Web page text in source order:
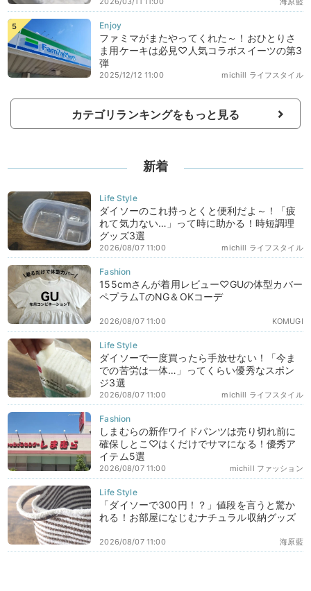
ファミマがまたやってくれた～！おひとりさ
ま用ケーキは必見♡人気コラボスイーツの第3
弾
michill ライフスタイル
2025/12/12 11:00
カテゴリランキングをもっと見る
新着
ダイソーのこれ持っとくと便利だよ～！「疲
れて気力ない…」って時に助かる！時短調理
グッズ3選
michill ライフスタイル
2026/08/07 11:00
155cmさんが着用レビュー♡GUの体型カバー
ペプラムTのNG＆OKコーデ
KOMUGI
2026/08/07 11:00
ダイソーで一度買ったら手放せない！「今ま
での苦労は一体…」ってくらい優秀なスポン
ジ3選
michill ライフスタイル
2026/08/07 11:00
しまむらの新作ワイドパンツは売り切れ前に
確保しとこ♡はくだけでサマになる！優秀ア
イテム5選
michill ファッション
2026/08/07 11:00
「ダイソーで300円！？」値段を言うと驚か
れる！お部屋になじむナチュラル収納グッズ
海原藍
2026/08/07 11:00